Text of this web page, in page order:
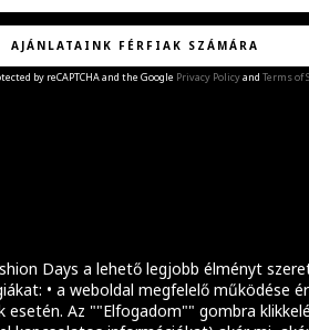
Days a lehető legjobb élményt
• a weboldal megfelelő működése
esetén. Az ""Elfogadom"" gombra
AJÁNLATAINK FÉRFIAK SZÁMÁRA
by reCAPTCHA and the Google Privacy Policyand Terms of